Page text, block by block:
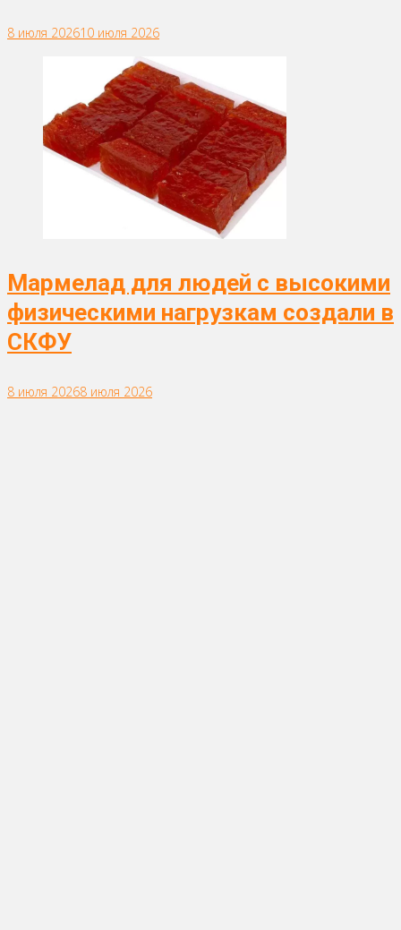
8 июля 202610 июля 2026
Мармелад для людей с высокими
физическими нагрузкам создали в
СКФУ
8 июля 20268 июля 2026